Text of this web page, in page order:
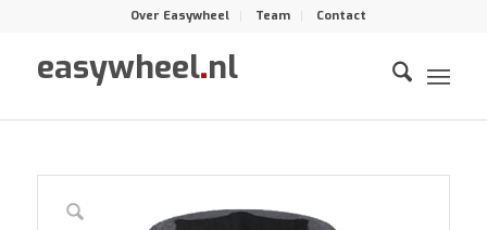
Over Easywheel Team Contact
easywheel.nl